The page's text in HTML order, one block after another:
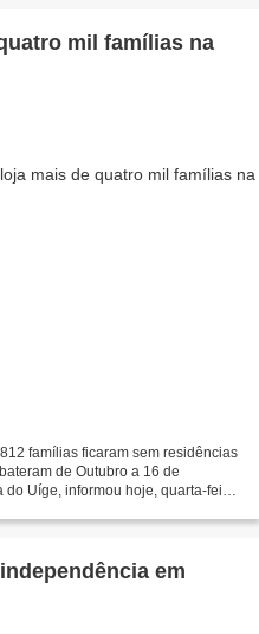
mil famílias na
famílias ficaram sem residências
de Outubro a 16 de
Uíge, informou hoje, quarta-feira,
em